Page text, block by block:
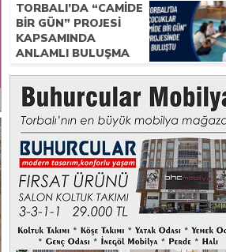
TORBALI’DA “CAMIDE
BIR GÜN” PROJESI
KAPSAMINDA
ANLAMLI BULUŞMA